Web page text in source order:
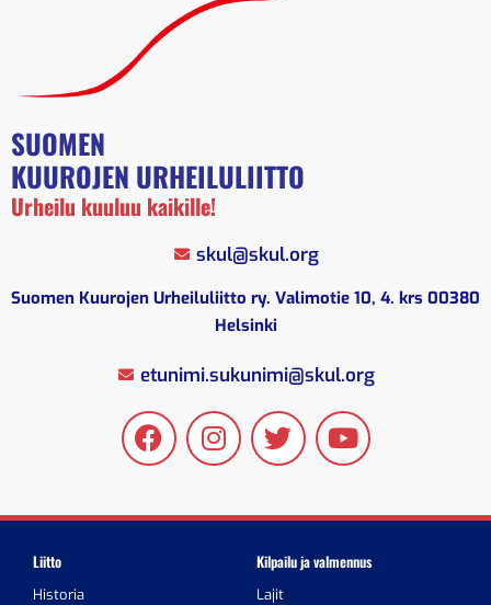
SUOMEN
KUUROJEN URHEILULIITTO
Urheilu kuuluu kaikille!
skul@skul.org
Suomen Kuurojen Urheiluliitto ry. Valimotie 10, 4. krs 00380
Helsinki
etunimi.sukunimi@skul.org
Liitto
Historia
Kilpailu ja valmennus
Lajit